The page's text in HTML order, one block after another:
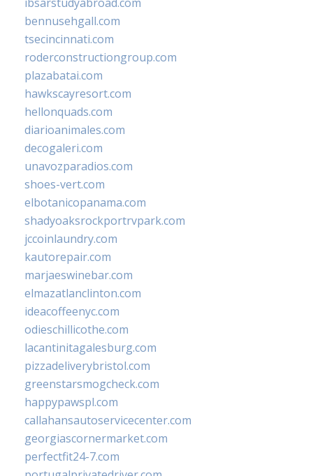
bennusehgall.com
tsecincinnati.com
roderconstructiongroup.com
plazabatai.com
hawkscayresort.com
hellonquads.com
diarioanimales.com
decogaleri.com
unavozparadios.com
shoes-vert.com
elbotanicopanama.com
shadyoaksrockportrvpark.com
jccoinlaundry.com
kautorepair.com
marjaeswinebar.com
elmazatlanclinton.com
ideacoffeenyc.com
odieschillicothe.com
lacantinitagalesburg.com
pizzadeliverybristol.com
greenstarsmogcheck.com
happypawspl.com
callahansautoservicecenter.com
georgiascornermarket.com
perfectfit24-7.com